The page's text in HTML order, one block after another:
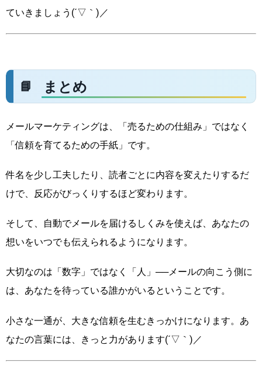
ていきましょう(´▽｀)／
まとめ
メールマーケティングは、「売るための仕組み」ではなく
「信頼を育てるための手紙」です。
件名を少し工夫したり、読者ごとに内容を変えたりするだ
けで、反応がびっくりするほど変わります。
そして、自動でメールを届けるしくみを使えば、あなたの
想いをいつでも伝えられるようになります。
大切なのは「数字」ではなく「人」──メールの向こう側に
は、あなたを待っている誰かがいるということです。
小さな一通が、大きな信頼を生むきっかけになります。あ
なたの言葉には、きっと力があります(´▽｀)／